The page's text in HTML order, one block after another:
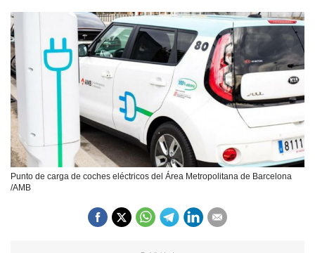
Punto de carga de coches eléctricos del Área Metropolitana de Barcelona
/AMB